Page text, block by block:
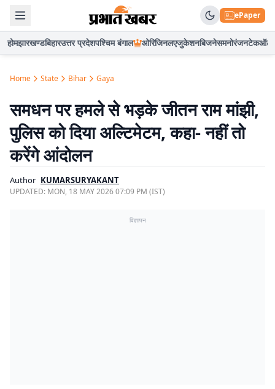
ePaper
होमझारखण्डबिहारउत्तर प्रदेशपश्चिम बंगाल ओरिजिनलएजुकेशनबिजनेसमनोरंजनटेकऑटो
Home State Bihar Gaya
समधन पर हमले से भड़के जीतन राम मांझी,
पुलिस को दिया अल्टिमेटम, कहा- नहीं तो
करेंगे आंदोलन
Author KUMARSURYAKANT
UPDATED: MON, 18 MAY 2026 07:09 PM (IST)
विज्ञापन